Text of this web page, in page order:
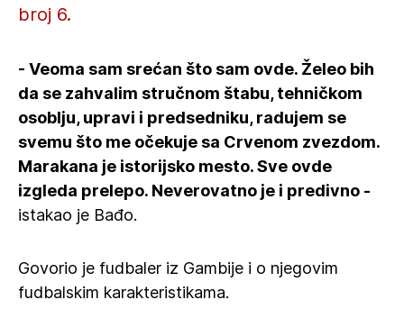
broj 6.
- Veoma sam srećan što sam ovde. Želeo bih
da se zahvalim stručnom štabu, tehničkom
osoblju, upravi i predsedniku, radujem se
svemu što me očekuje sa Crvenom zvezdom.
Marakana je istorijsko mesto. Sve ovde
izgleda prelepo. Neverovatno je i predivno -
istakao je Bađo.
Govorio je fudbaler iz Gambije i o njegovim
fudbalskim karakteristikama.